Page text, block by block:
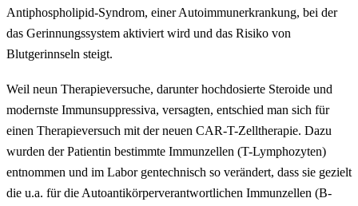
Antiphospholipid-Syndrom, einer Autoimmunerkrankung, bei der
das Gerinnungssystem aktiviert wird und das Risiko von
Blutgerinnseln steigt.
Weil neun Therapieversuche, darunter hochdosierte Steroide und
modernste Immunsuppressiva, versagten, entschied man sich für
einen Therapieversuch mit der neuen CAR-T-Zelltherapie. Dazu
wurden der Patientin bestimmte Immunzellen (T-Lymphozyten)
entnommen und im Labor gentechnisch so verändert, dass sie gezielt
die u.a. für die Autoantikörperverantwortlichen Immunzellen (B-